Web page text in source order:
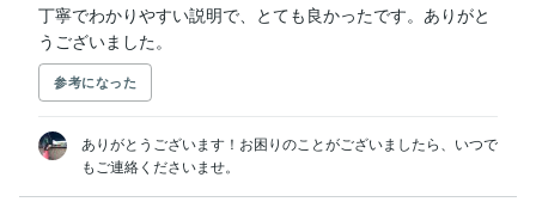
丁寧でわかりやすい説明で、とても良かったです。ありがと
うございました。
参考になった
ありがとうございます！お困りのことがございましたら、いつで
もご連絡くださいませ。